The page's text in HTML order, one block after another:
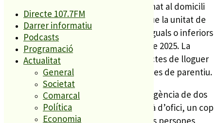
Directe 107.7FM
Darrer informatiu
Podcasts
Programació
Actualitat
General
Societat
Comarcal
Política
Economia
Entre els requisits, cal estar empadronat al domicili
pel qual se sol·licita l’ajut i acreditar que la unitat de
convivència va obtenir uns ingressos iguals o inferiors
a 36.280 euros durant l’exercici fiscal de 2025. La
convocatòria també exclou els contractes de lloguer
formalitzats entre persones amb vincles de parentiu.
Com a novetat, els ajuts tindran una vigència de dos
anys. Tot i això, l’Administració revisarà d’ofici, un cop